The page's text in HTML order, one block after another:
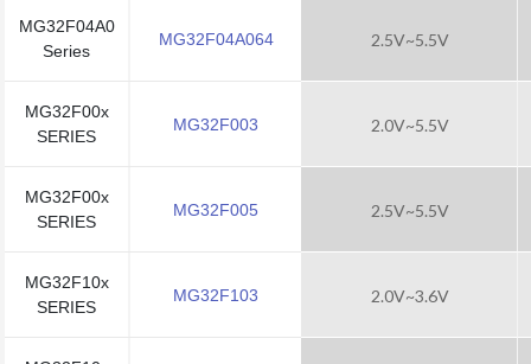
MG32F04A0
Series
MG32F04A064
MG32F00x
SERIES
MG32F003
MG32F00x
SERIES
MG32F005
MG32F10x
SERIES
MG32F103
2.5V~5.5V
2.0V~5.5V
2.5V~5.5V
2.0V~3.6V